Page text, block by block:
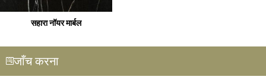
सहारा नॉयर मार्बल
जाँच करना